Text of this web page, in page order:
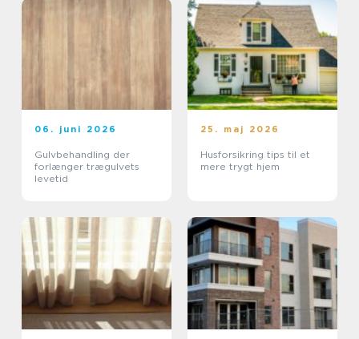
06. juni 2026
Gulvbehandling der
forlænger trægulvets
levetid
25. maj 2026
Husforsikring tips til et
mere trygt hjem